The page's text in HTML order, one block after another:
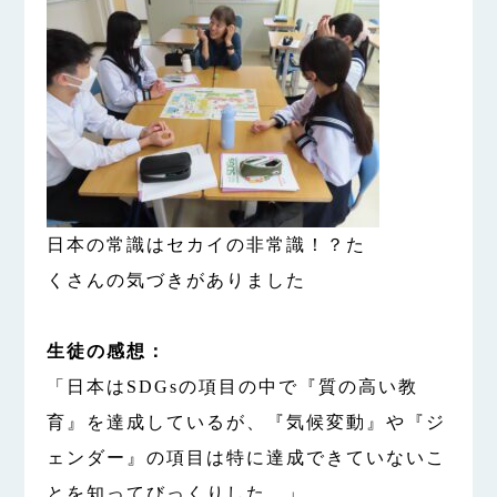
日本の常識はセカイの非常識！？た
くさんの気づきがありました
生徒の感想：
「日本はSDGsの項目の中で『質の高い教
育』を達成しているが、『気候変動』や『ジ
ェンダー』の項目は特に達成できていないこ
とを知ってびっくりした。」